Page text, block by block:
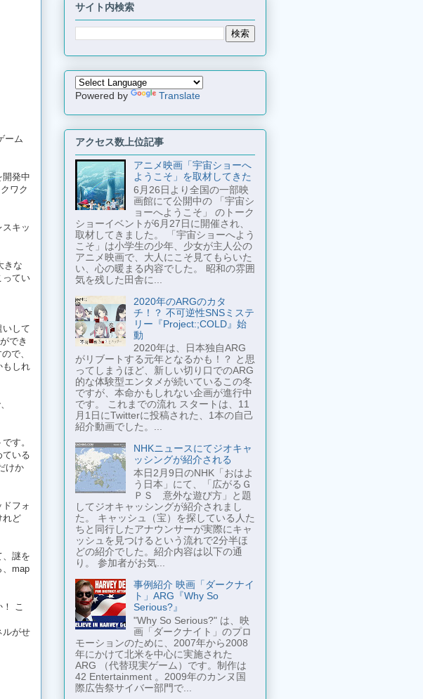
ーム
開発中
ワク
キッ
きな
ってい
いして
でき
で、
もしれ
す。
ている
けか
フォ
れど
、謎を
、map
こ
ルがせ
サイト内検索
Powered by Translate
アクセス数上位記事
アニメ映画「宇宙ショーへ
ようこそ」を取材してきた
6月26日より全国の一部映
画館にて公開中の 「宇宙シ
ョーへようこそ」 のトーク
ショーイベントが6月27日に開催され、
取材してきました。 「宇宙ショーへよう
こそ」は小学生の少年、少女が主人公の
アニメ映画で、大人にこそ見てもらいた
い、心の暖まる内容でした。 昭和の雰囲
気を残した田舎に...
2020年のARGのカタ
チ！？ 不可逆性SNSミステ
リー『Project:;COLD』始
動
2020年は、日本独自ARG
がリブートする元年となるかも！？ と思
ってしまうほど、新しい切り口でのARG
的な体験型エンタメが続いているこの冬
ですが、本命かもしれない企画が進行中
です。 これまでの流れ スタートは、11
月1日にTwitterに投稿された、1本の自己
紹介動画でした。...
NHKニュースにてジオキャ
ッシングが紹介される
本日2月9日のNHK「おはよ
う日本」にて、「広がるＧ
ＰＳ 意外な遊び方」と題
してジオキャッシングが紹介されまし
た。 キャッシュ（宝）を探している人た
ちと同行したアナウンサーが実際にキャ
ッシュを見つけるという流れで2分半ほ
どの紹介でした。紹介内容は以下の通
り。 参加者がお気...
事例紹介 映画「ダークナイ
ト」ARG『Why So
Serious?』
"Why So Serious?" は、映
画「ダークナイト」のプロ
モーションのために、2007年から2008
年にかけて北米を中心に実施された
ARG （代替現実ゲーム）です。制作は
42 Entertainment 。2009年のカンヌ国
際広告祭サイバー部門で...